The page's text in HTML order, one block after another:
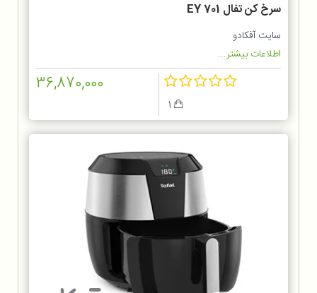
سرخ كن تفال EY 701
سایت آفکادو
اطلاعات بیشتر...
36,870,000